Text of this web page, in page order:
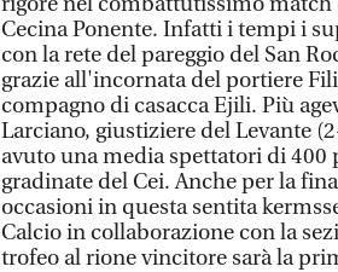
Cecina Ponente. Infatti i tempi i
con la rete del pareggio del San
grazie all'incornata del portiere
compagno di casacca Ejili. Più
Larciano, giustiziere del Levante
avuto una media spettatori di
gradinate del Cei. Anche per la
occasioni in questa sentita
Calcio in collaborazione con la
trofeo al rione vincitore sarà la